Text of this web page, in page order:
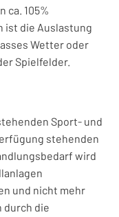
ca. 105%
ist die Auslastung
Wetter oder
Spielfelder.
Sport- und
stehenden
wird
und nicht mehr
durch die